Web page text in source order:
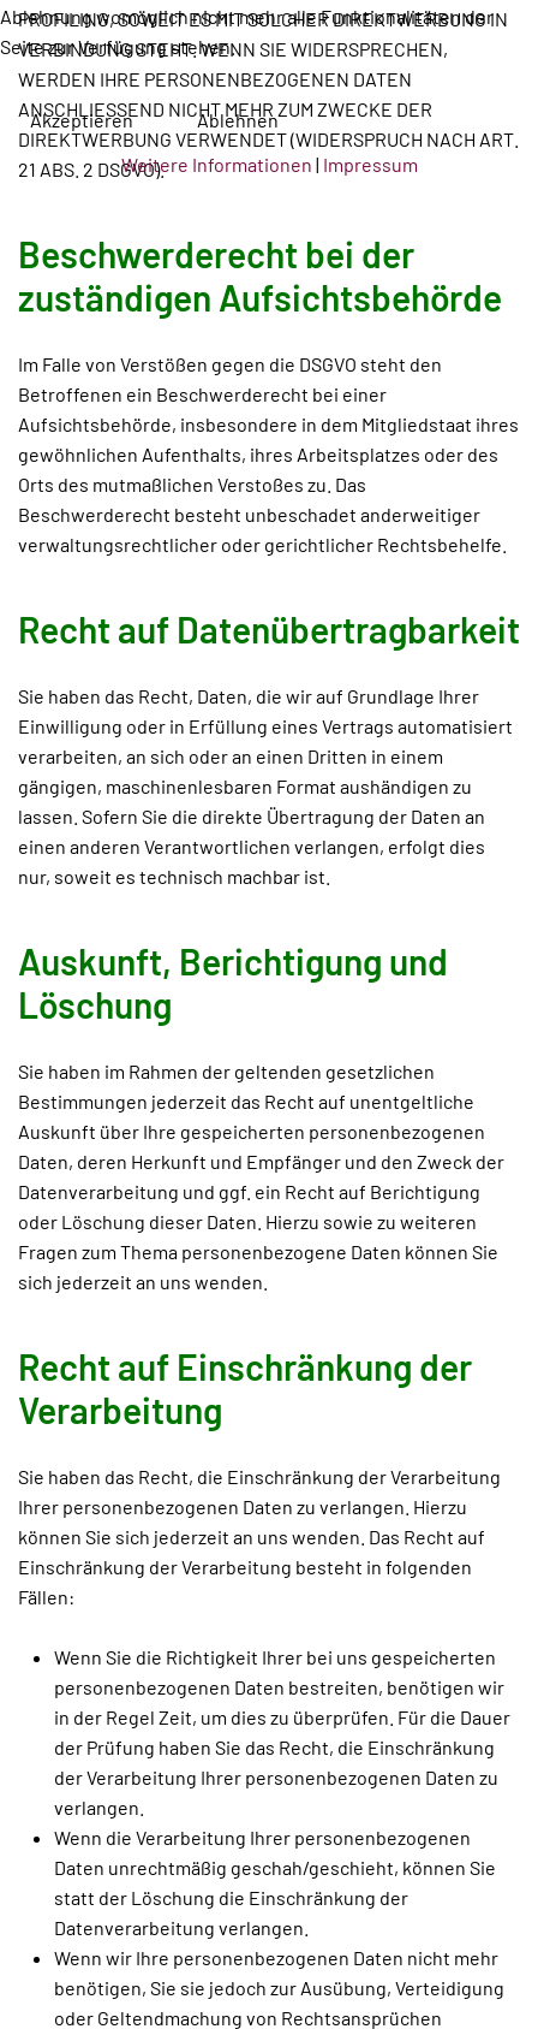
PROFILING, SOWEIT ES MIT SOLCHER DIREKTWERBUNG IN
VERBINDUNG STEHT. WENN SIE WIDERSPRECHEN,
WERDEN IHRE PERSONENBEZOGENEN DATEN
ANSCHLIESSEND NICHT MEHR ZUM ZWECKE DER
DIREKTWERBUNG VERWENDET (WIDERSPRUCH NACH ART.
21 ABS. 2 DSGVO).
Beschwerde­recht bei der
zuständigen Aufsichts­behörde
Im Falle von Verstößen gegen die DSGVO steht den
Betroffenen ein Beschwerderecht bei einer
Aufsichtsbehörde, insbesondere in dem Mitgliedstaat ihres
gewöhnlichen Aufenthalts, ihres Arbeitsplatzes oder des
Orts des mutmaßlichen Verstoßes zu. Das
Beschwerderecht besteht unbeschadet anderweitiger
verwaltungsrechtlicher oder gerichtlicher Rechtsbehelfe.
Recht auf Daten­übertrag­barkeit
Sie haben das Recht, Daten, die wir auf Grundlage Ihrer
Einwilligung oder in Erfüllung eines Vertrags automatisiert
verarbeiten, an sich oder an einen Dritten in einem
gängigen, maschinenlesbaren Format aushändigen zu
lassen. Sofern Sie die direkte Übertragung der Daten an
einen anderen Verantwortlichen verlangen, erfolgt dies
nur, soweit es technisch machbar ist.
Auskunft, Berichtigung und
Löschung
Sie haben im Rahmen der geltenden gesetzlichen
Bestimmungen jederzeit das Recht auf unentgeltliche
Auskunft über Ihre gespeicherten personenbezogenen
Daten, deren Herkunft und Empfänger und den Zweck der
Datenverarbeitung und ggf. ein Recht auf Berichtigung
oder Löschung dieser Daten. Hierzu sowie zu weiteren
Fragen zum Thema personenbezogene Daten können Sie
sich jederzeit an uns wenden.
Recht auf Einschränkung der
Verarbeitung
Sie haben das Recht, die Einschränkung der Verarbeitung
Ihrer personenbezogenen Daten zu verlangen. Hierzu
können Sie sich jederzeit an uns wenden. Das Recht auf
Einschränkung der Verarbeitung besteht in folgenden
Fällen:
Wenn Sie die Richtigkeit Ihrer bei uns gespeicherten
personenbezogenen Daten bestreiten, benötigen wir
in der Regel Zeit, um dies zu überprüfen. Für die Dauer
der Prüfung haben Sie das Recht, die Einschränkung
der Verarbeitung Ihrer personenbezogenen Daten zu
verlangen.
Wenn die Verarbeitung Ihrer personenbezogenen
Daten unrechtmäßig geschah/geschieht, können Sie
statt der Löschung die Einschränkung der
Datenverarbeitung verlangen.
Wenn wir Ihre personenbezogenen Daten nicht mehr
benötigen, Sie sie jedoch zur Ausübung, Verteidigung
oder Geltendmachung von Rechtsansprüchen
Ablehnung womöglich nicht mehr alle Funktionalitäten der
Seite zur Verfügung stehen.
Akzeptieren
Ablehnen
Weitere Informationen | Impressum